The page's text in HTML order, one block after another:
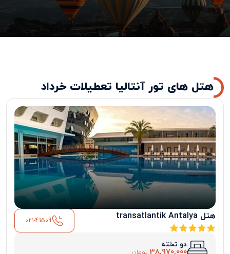
هتل های تور آنتالیا تعطیلات خرداد
هتل transatlantik Antalya 021-41509
دو تخته